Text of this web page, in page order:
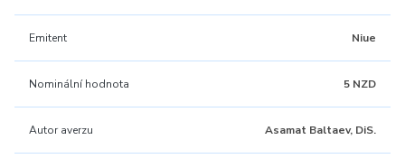
Emitent Niue
Nominální hodnota 5 NZD
Autor averzu Asamat Baltaev, DiS.